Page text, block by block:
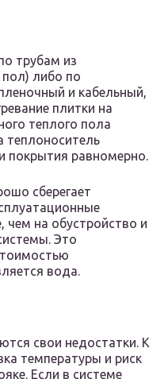
трубам из
либо по
и кабельный,
плитки на
теплого пола
теплоноситель
покрытия равномерно.
сберегает
чем на обустройство и
Это
вода.
свои недостатки. К
температуры и риск
Если в системе